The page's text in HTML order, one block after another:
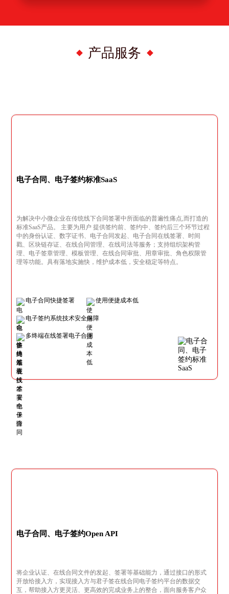
产品服务
电子合同、电子签约标准SaaS
为解决中小微企业在传统线下合同签署中所面临的普遍性痛点,而打造的
标准SaaS产品。 主要为用户 提供签约前、签约中、签约后三个环节过程
中的身份认证、数字证书、电子合同发起、电子合同在线签署、时间
戳、区块链存证、在线合同管理、在线司法等服务；支持组织架构管
理、电子签章管理、模板管理、在线合同审批、用章审批、角色权限管
理等功能。具有落地实施快，维护成本低，安全稳定等特点。
电子合同快捷签署 使用便捷成本低
电子签约系统技术安全保障
多终端在线签署电子合同
电子合同、电子签约Open API
将企业认证、在线合同文件的发起、签署等基础能力，通过接口的形式
开放给接入方，实现接入方与君子签在线合同电子签约平台的数据交
互，帮助接入方更灵活、更高效的完成业务上的整合，面向服务客户众